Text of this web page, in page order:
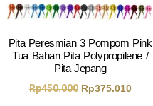
Pita Peresmian 3 Pompom Pink
Tua Bahan Pita Polypropilene /
Pita Jepang
Rp450.000 Rp375.010